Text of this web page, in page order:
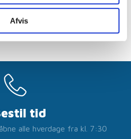
Afvis
- 15:00
tid
alle hverdage fra kl. 7:30